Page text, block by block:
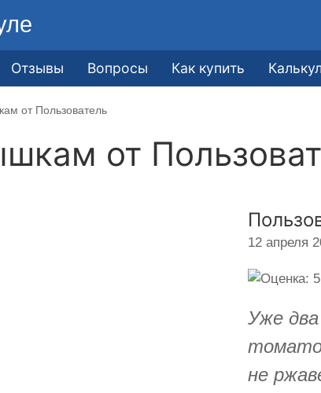
Отзывы Вопросы Как купить
от Пользователь
от
12 апреля
Уже
не